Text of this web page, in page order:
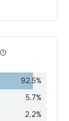
92,5%
5,7%
2,2%